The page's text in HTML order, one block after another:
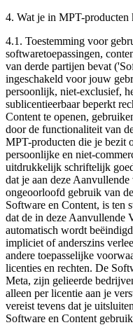
4. Wat je in MPT-producten
4.1. Toestemming voor
softwaretoepassingen,
van derde partijen bevat ('
ingeschakeld voor jouw
persoonlijk, niet-exclusief,
sublicentieerbaar beperkt
Content te openen,
door de functionaliteit van
MPT-producten die je bezit
persoonlijke en niet-
uitdrukkelijk schriftelijk
dat je aan deze
ongeoorloofd gebruik van
Software en Content, is ten
dat de in deze Aanvullende
automatisch wordt
impliciet of anderszins
andere toepasselijke
licenties en rechten. De
Meta, zijn gelieerde
alleen per licentie aan je
vereist tevens dat je
Software en Content